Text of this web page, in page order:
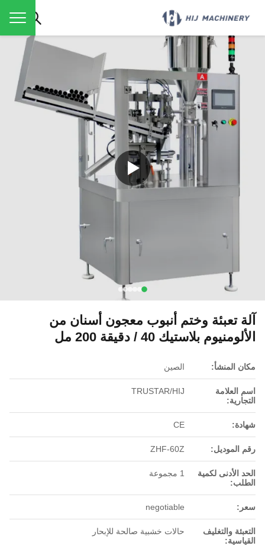
آلة تعبئة وختم أنبوب معجون أسنان من
الألومنيوم بلاستيك 40 / دقيقة 200 مل
مكان المنشأ: الصين
اسم العلامة
التجارية:
TRUSTAR/HIJ
شهادة: CE
رقم الموديل: ZHF-60Z
الحد الأدنى لكمية
الطلب:
1 مجموعة
سعر: negotiable
التعبئة والتغليف
القياسية:
حالات خشبية صالحة للإبحار